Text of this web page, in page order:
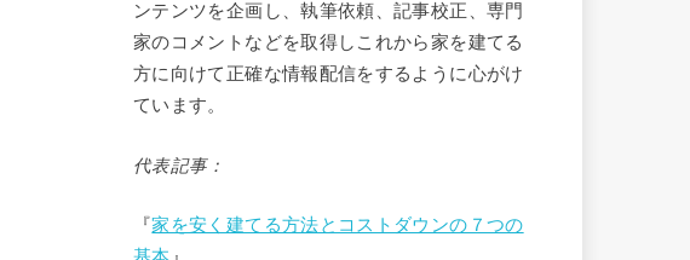
ンテンツを企画し、執筆依頼、記事校正、専門
家のコメントなどを取得しこれから家を建てる
方に向けて正確な情報配信をするように心がけ
ています。
代表記事：
『家を安く建てる方法とコストダウンの７つの
基本 』